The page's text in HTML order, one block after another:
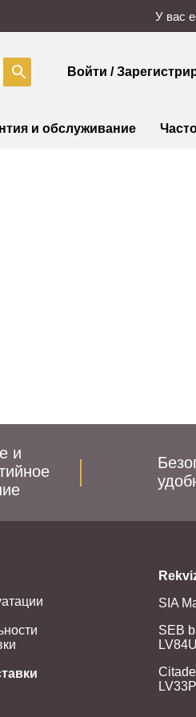
У вас
Войти /
и обслуживание
и
SIA
SEB